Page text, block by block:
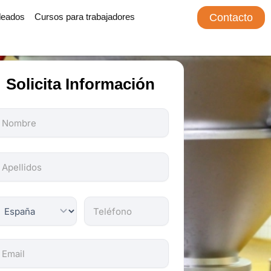
Cursos para trabajadores Contacto
Solicita Información